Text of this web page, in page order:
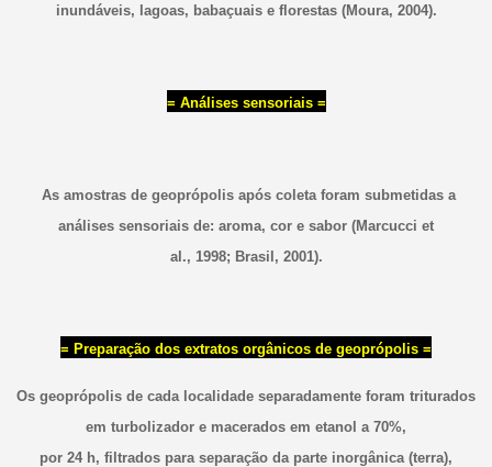
inundáveis, lagoas, babaçuais e florestas (Moura, 2004).
= Análises sensoriais =
As amostras de geoprópolis após coleta foram submetidas a
análises sensoriais de: aroma, cor e sabor (Marcucci et
al., 1998; Brasil, 2001).
= Preparação dos extratos orgânicos de geoprópolis =
Os geoprópolis de cada localidade separadamente foram triturados
em turbolizador e macerados em etanol a 70%,
por 24 h, filtrados para separação da parte inorgânica (terra),